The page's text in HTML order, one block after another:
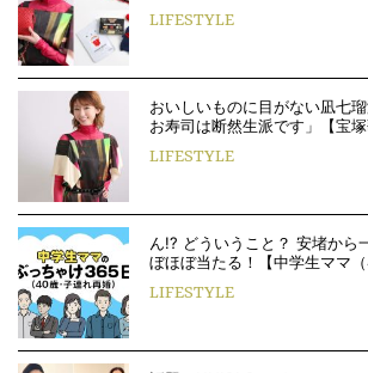
LIFESTYLE
おいしいものに目がない凪七
お寿司は断然生派です」【宝
LIFESTYLE
ん!? どういうこと？ 安堵から
ぼほぼ当たる！【中学生ママ
LIFESTYLE